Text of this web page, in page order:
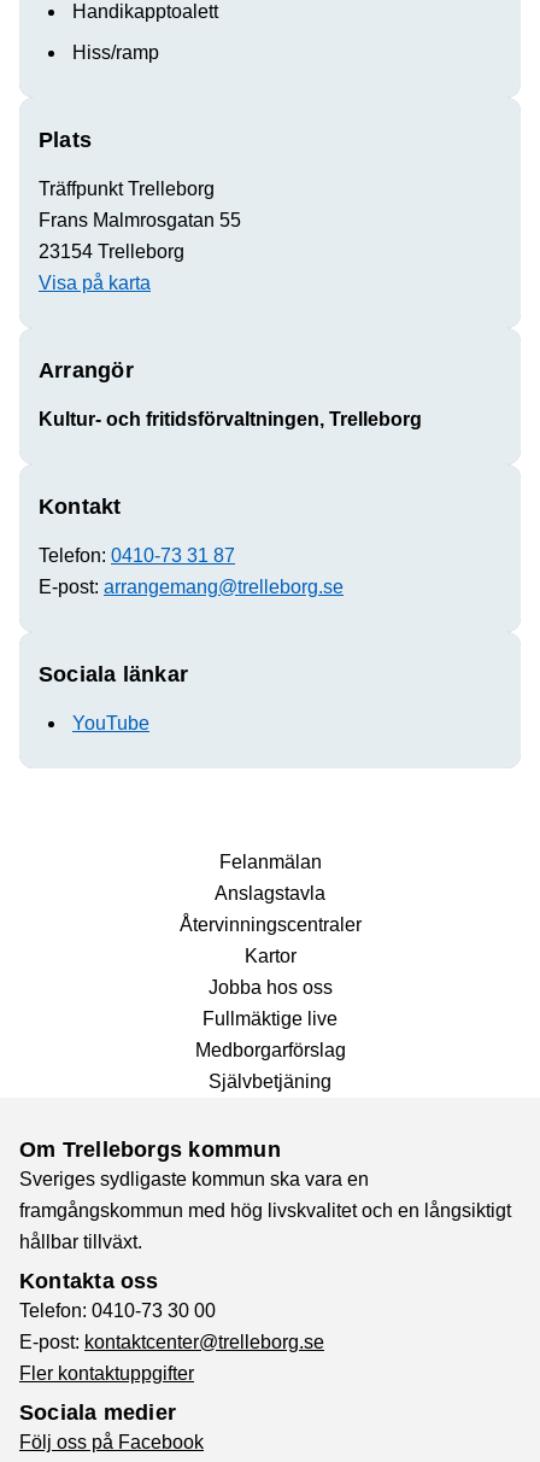
Handikapptoalett
Hiss/ramp
Plats
Träffpunkt Trelleborg
Frans Malmrosgatan 55
23154 Trelleborg
Visa på karta
Arrangör
Kultur- och fritidsförvaltningen, Trelleborg
Kontakt
Telefon: 0410-73 31 87
E-post: arrangemang@trelleborg.se
Sociala länkar
YouTube
Fel­anmälan
Anslags­tavla
Återvinnings­centraler
Kartor
Jobba hos oss
Fullmäktige live
Medborgarförslag
Självbetjäning
Om Trelleborgs kommun
Sveriges sydligaste kommun ska vara en
framgångskommun med hög livskvalitet och en långsiktigt
hållbar tillväxt.
Kontakta oss
Telefon: 0410-73 30 00
E-post: kontaktcenter@trelleborg.se
Fler kontaktuppgifter
Sociala medier
Följ oss på Facebook